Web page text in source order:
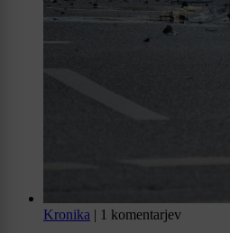
Kronika | 1 komentarjev